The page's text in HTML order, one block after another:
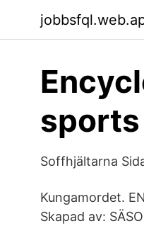
sports
Soffhjältarna
Kungamordet.
Skapad av: